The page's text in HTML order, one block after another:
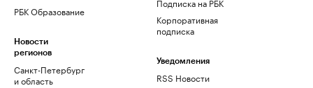
РБК Образование
Новости
регионов
Санкт-Петербург
и область
Корпоративная
подписка
Уведомления
RSS Новости